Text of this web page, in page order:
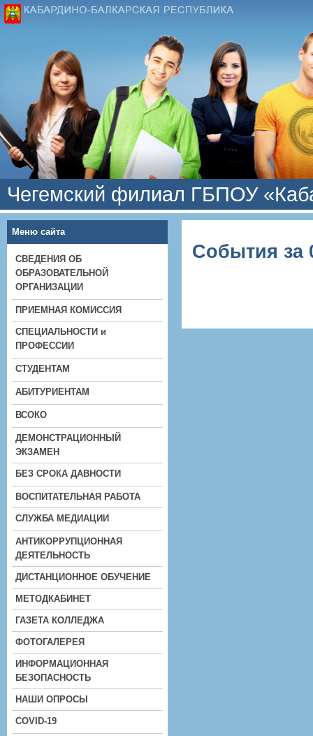
Чегемский филиал ГБПОУ
Меню сайта
СВЕДЕНИЯ ОБ
ОБРАЗОВАТЕЛЬНОЙ
ОРГАНИЗАЦИИ
ПРИЕМНАЯ КОМИССИЯ
СПЕЦИАЛЬНОСТИ и
ПРОФЕССИИ
СТУДЕНТАМ
АБИТУРИЕНТАМ
ВСОКО
ДЕМОНСТРАЦИОННЫЙ
ЭКЗАМЕН
БЕЗ СРОКА ДАВНОСТИ
ВОСПИТАТЕЛЬНАЯ РАБОТА
СЛУЖБА МЕДИАЦИИ
АНТИКОРРУПЦИОННАЯ
ДЕЯТЕЛЬНОСТЬ
ДИСТАНЦИОННОЕ ОБУЧЕНИЕ
МЕТОДКАБИНЕТ
ГАЗЕТА КОЛЛЕДЖА
ФОТОГАЛЕРЕЯ
ИНФОРМАЦИОННАЯ
БЕЗОПАСНОСТЬ
НАШИ ОПРОСЫ
COVID-19
События за